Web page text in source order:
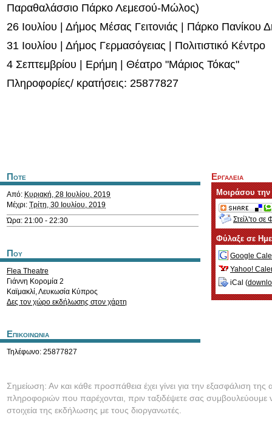
Παραθαλάσσιο Πάρκο Λεμεσού-Μώλος)
26 Ιουλίου | Δήμος Μέσας Γειτονιάς | Πάρκο Πανίκου
31 Ιουλίου | Δήμος Γερμασόγειας | Πολιτιστικό Κέντρο
4 Σεπτεμβρίου | Ερήμη | Θέατρο "Μάριος Τόκας"
Πληροφορίες/ κρατήσεις: 25877827
Ποτε
Από: Κυριακή, 28 Ιουλίου, 2019
Μέχρι: Τρίτη, 30 Ιουλίου, 2019
Ώρα: 21:00 - 22:30
Που
Flea Theatre
Γιάννη Κορομία 2
Καϊμακλί,Λευκωσία Κύπρος
Δες τον χώρο εκδήλωσης στον χάρτη
Επικοινωνια
Τηλέφωνο: 25877827
Εργαλεια
Μοιράσου
Στείλ'το σε
Φύλαξε σε
Google
Yahoo!
iCal (
Σημείωση: Αν και κάθε προσπάθεια έχει γίνει για την εξασφάλιση της
πληροφοριών που παρέχονται, πριν ταξιδέψετε σας συμβουλεύουμε
στοιχεία της εκδήλωσης με τους διοργανωτές.